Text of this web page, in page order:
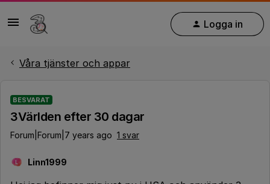
Logga in
Våra tjänster och appar
BESVARAT
3Världen efter 30 dagar
Forum|Forum|7 years ago 1 svar
Linn1999